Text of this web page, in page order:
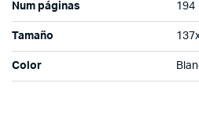
Num páginas 194
Tamaño
Color